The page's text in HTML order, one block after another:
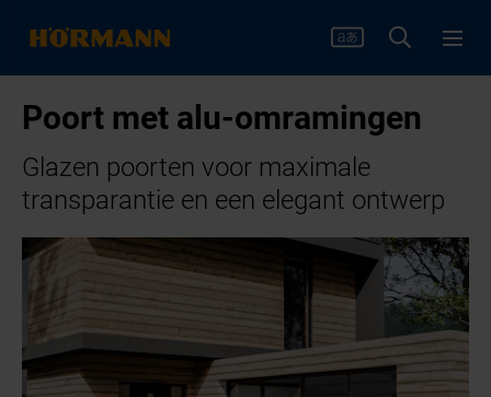
Poort met alu-omramingen
Glazen poorten voor maximale
transparantie en een elegant ontwerp